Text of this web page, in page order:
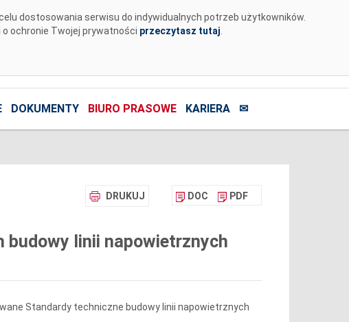
dostosowania serwisu do indywidualnych potrzeb użytkowników.
ochronie Twojej prywatności przeczytasz tutaj
DOKUMENTY BIURO PRASOWE KARIERA ✉
DRUKUJ DOC PDF
budowy linii napowietrznych
Standardy techniczne budowy linii napowietrznych